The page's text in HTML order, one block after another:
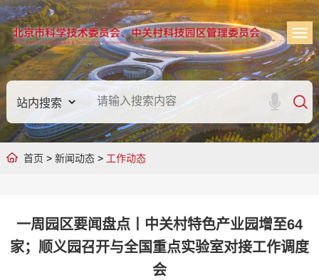
首页 > 新闻动态> 工作动态
一周园区要闻盘点丨中关村特色产业园增至64
家；顺义园召开与全国重点实验室对接工作调度
会